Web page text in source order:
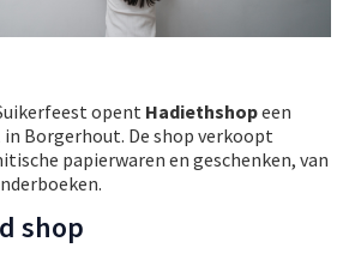
opent Hadiethshopeen
Borgerhout. De shop verkoopt
papierwaren en geschenken, van
shop